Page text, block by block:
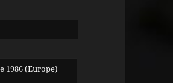
1986 (Europe)